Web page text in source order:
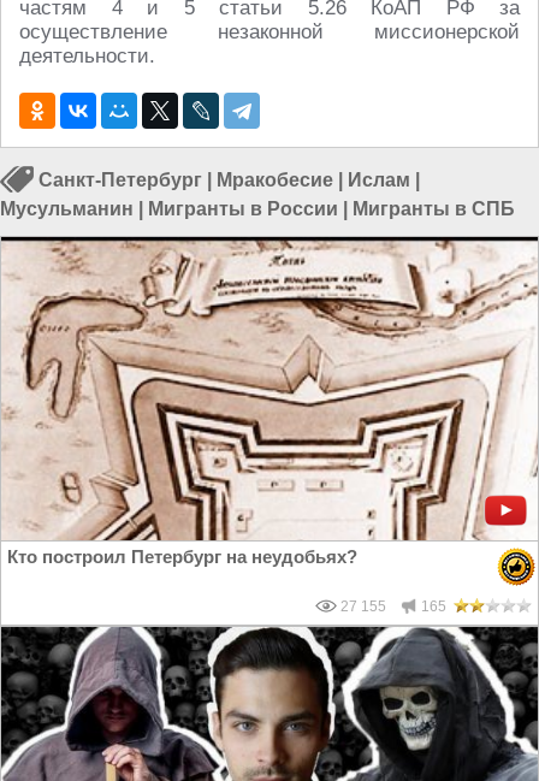
частям 4 и 5 статьи 5.26 КоАП РФ за
осуществление незаконной миссионерской
деятельности.
Санкт-Петербург Мракобесие Ислам
Мусульманин
Мигранты в России Мигранты в СПБ
Кто построил Петербург на неудобьях?
27 155 165